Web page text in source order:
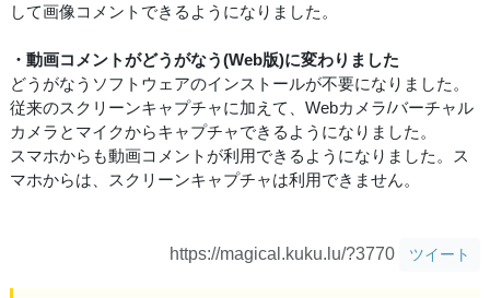
して画像コメントできるようになりました。
・動画コメントがどうがなう(Web版)に変わりました
どうがなうソフトウェアのインストールが不要になりました。
従来のスクリーンキャプチャに加えて、Webカメラ/バーチャル
カメラとマイクからキャプチャできるようになりました。
スマホからも動画コメントが利用できるようになりました。ス
マホからは、スクリーンキャプチャは利用できません。
https://magical.kuku.lu/?3770 ツイート